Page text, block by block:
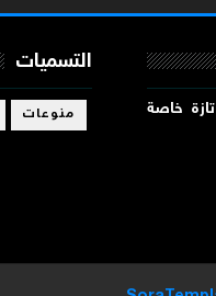
خاصة
التسميات
منوعات